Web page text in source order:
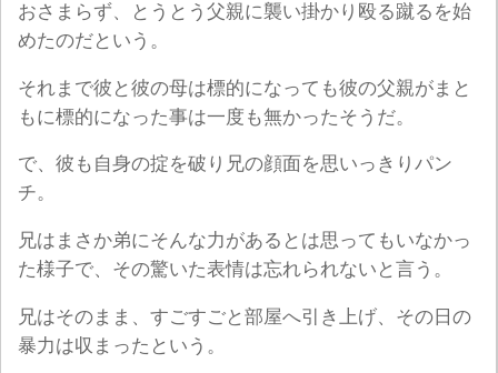
おさまらず、とうとう父親に襲い掛かり殴る蹴るを始
めたのだという。
それまで彼と彼の母は標的になっても彼の父親がまと
もに標的になった事は一度も無かったそうだ。
で、彼も自身の掟を破り兄の顔面を思いっきりパン
チ。
兄はまさか弟にそんな力があるとは思ってもいなかっ
た様子で、その驚いた表情は忘れられないと言う。
兄はそのまま、すごすごと部屋へ引き上げ、その日の
暴力は収まったという。